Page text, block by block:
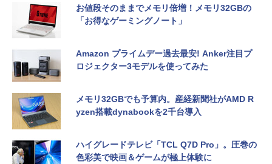
お値段そのままでメモリ倍増！メモリ32GBの
「お得なゲーミングノート」
Amazon プライムデー過去最安! Anker注目プ
ロジェクター3モデルを使ってみた
メモリ32GBでも予算内。産経新聞社がAMD R
yzen搭載dynabookを2千台導入
ハイグレードテレビ「TCL Q7D Pro」。圧巻の
色彩美で映画＆ゲームが極上体験に